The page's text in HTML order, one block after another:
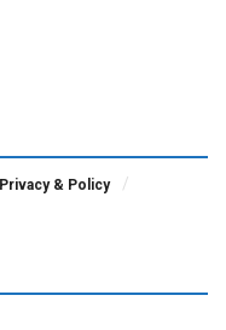
Privacy & Policy